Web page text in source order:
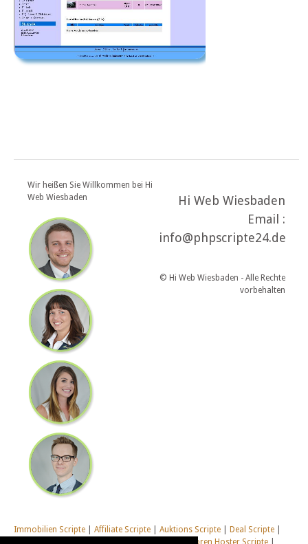
Wir heißen Sie Willkommen bei Hi
Web Wiesbaden
Hi Web Wiesbaden
Email :
info@phpscripte24.de
© Hi Web Wiesbaden - Alle Rechte
vorbehalten
Immobilien Scripte Affiliate Scripte Auktions Scripte Deal Scripte
Foren Hoster Scripte